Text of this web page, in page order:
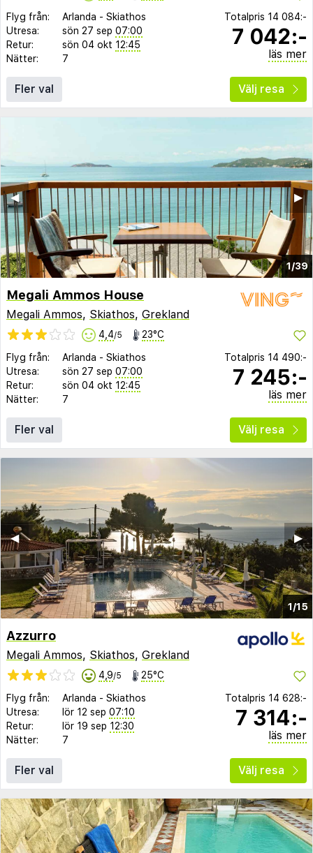
Flyg från: Arlanda - Skiathos
Utresa:
sön 27 sep 07:00
Retur:
sön 04 okt 12:45
Nätter:
7
Totalpris 14 084:-
7 042:-
läs mer
Fler val Välj resa
1/39
▶︎
◀︎
Megali Ammos House
Megali Ammos, Skiathos, Grekland
4,4/5 23°C
Flyg från: Arlanda - Skiathos
Utresa:
sön 27 sep 07:00
Retur:
sön 04 okt 12:45
Nätter:
7
Totalpris 14 490:-
7 245:-
läs mer
Fler val Välj resa
1/15
▶︎
◀︎
Azzurro
Megali Ammos, Skiathos, Grekland
4,9/5 25°C
Flyg från: Arlanda - Skiathos
Utresa:
lör 12 sep 07:10
Retur:
lör 19 sep 12:30
Nätter:
7
Totalpris 14 628:-
7 314:-
läs mer
Fler val Välj resa